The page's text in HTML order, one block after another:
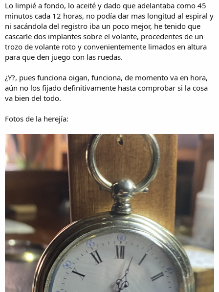
Lo limpié a fondo, lo aceité y dado que adelantaba como 45
minutos cada 12 horas, no podía dar mas longitud al espiral y
ni sacándola del registro iba un poco mejor, he tenido que
cascarle dos implantes sobre el volante, procedentes de un
trozo de volante roto y convenientemente limados en altura
para que den juego con las ruedas.
¿Y?, pues funciona oigan, funciona, de momento va en hora,
aún no los fijado definitivamente hasta comprobar si la cosa
va bien del todo.
Fotos de la herejía: